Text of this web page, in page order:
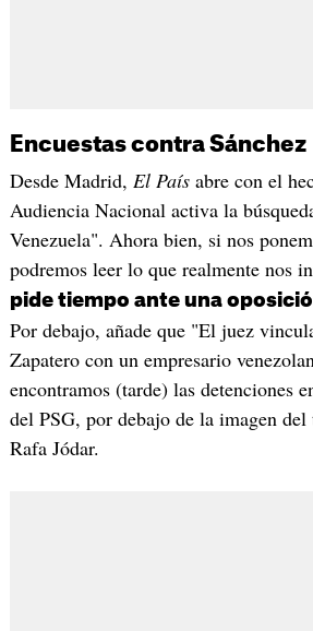
Encuestas contra Sánchez
Desde Madrid, El Paísabre con el
Audiencia Nacional activa la
Venezuela". Ahora bien, si nos
podremos leer lo que realmente nos
pide tiempo ante una
Por debajo, añade que "El juez
Zapatero con un empresario
encontramos (tarde) las detenciones
del PSG, por debajo de la imagen
Rafa Jódar.